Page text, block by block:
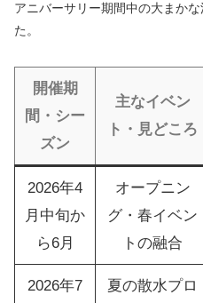
アニバーサリー期間中の大まか
た。
開催期
間・シー
ズン
主なイベン
ト・見どころ
2026年4
月中旬か
ら6月
オープニン
グ・春イベン
トの融合
2026年7
夏の散水プロ